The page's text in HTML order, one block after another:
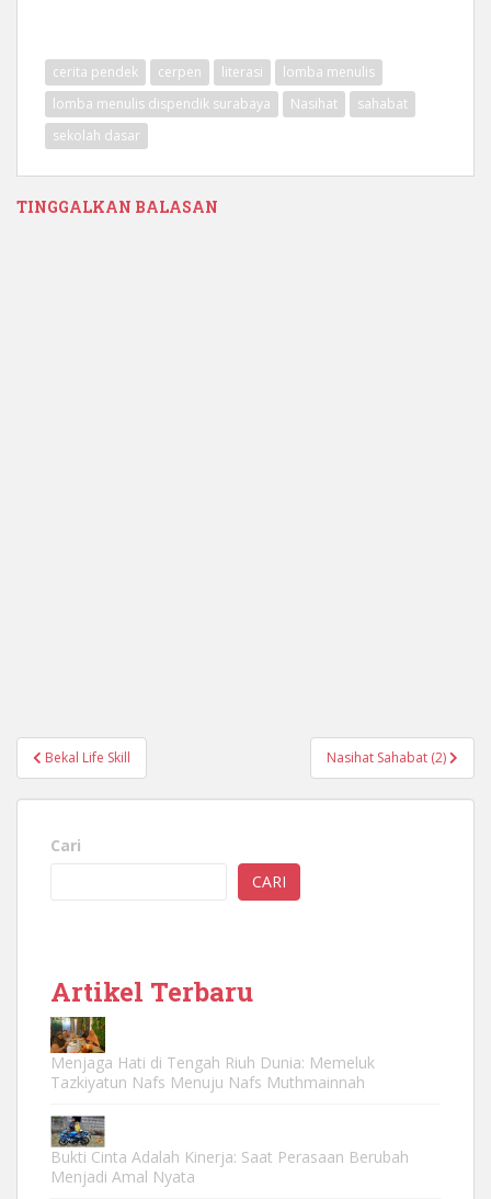
cerita pendek cerpen literasi
lomba menulis
lomba menulis dispendik surabaya
Nasihat
sahabat
sekolah dasar
TINGGALKAN BALASAN
Navigasi
pos
Bekal Life Skill Nasihat Sahabat (2)
Cari
CARI
Artikel Terbaru
Menjaga Hati di Tengah Riuh Dunia: Memeluk
Tazkiyatun Nafs Menuju Nafs Muthmainnah
Bukti Cinta Adalah Kinerja: Saat Perasaan Berubah
Menjadi Amal Nyata